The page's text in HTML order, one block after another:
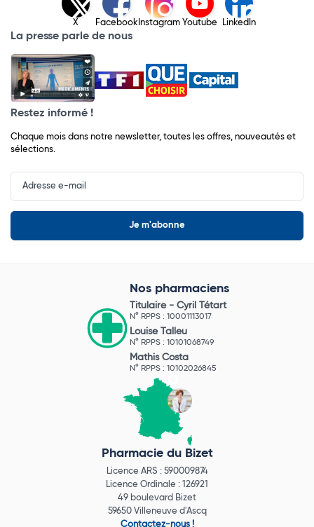
X Facebook Instagram Youtube LinkedIn
La presse parle de nous
Restez informé !
Chaque mois dans notre newsletter, toutes les offres, nouveautés et
sélections.
Input
Newsletter
Nos pharmaciens
Titulaire - Cyril Tétart
N° RPPS : 10001113017
Louise Talleu
N° RPPS : 10101068749
Mathis Costa
N° RPPS : 10102026845
Pharmacie du Bizet
Licence ARS : 590009874
Licence Ordinale : 126921
49 boulevard Bizet
59650 Villeneuve d'Ascq
Contactez-nous !